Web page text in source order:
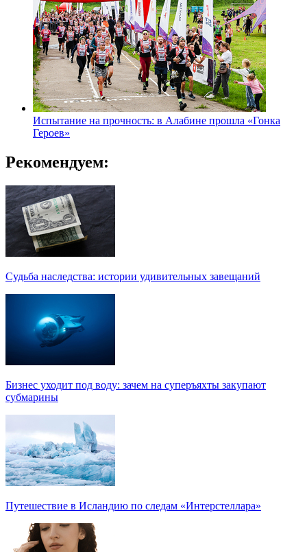
Испытание на прочность: в Алабине прошла «Гонка
Героев»
Рекомендуем:
Судьба наследства: истории удивительных завещаний
Бизнес уходит под воду: зачем на суперъяхты закупают
субмарины
Путешествие в Исландию по следам «Интерстеллара»